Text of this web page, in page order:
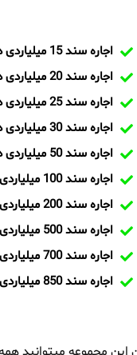
اجاره سند 15 میلیاردی در فیرورق
اجاره سند 20 میلیاردی در فیرورق
اجاره سند 25 میلیاردی در فیرورق
اجاره سند 30 میلیاردی در فیرورق
اجاره سند 50 میلیاردی در فیرورق
اجاره سند 100 میلیاردی در فیرورق
اجاره سند 200 میلیاردی در فیرورق
اجاره سند 500 میلیاردی در فیرورق
اجاره سند 700 میلیاردی در فیرورق
اجاره سند 850 میلیاردی در فیرورق